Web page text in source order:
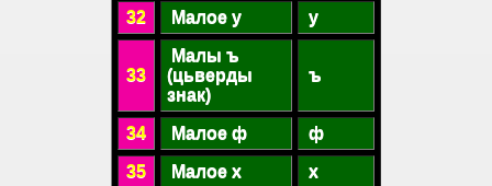
32 Малое у у
33
Малы ъ
(цьверды
знак)
ъ
34 Малое ф ф
35 Малое х х